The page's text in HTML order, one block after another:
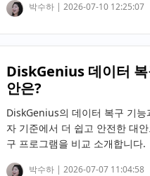
박수하 | 2026-07-10 12:25:07
DiskGenius 데이터
안은?
DiskGenius의 데이터 복구 기
자 기준에서 더 쉽고 안전한 대
구 프로그램을 비교 소개합니다.
박수하 | 2026-07-07 11:04:58